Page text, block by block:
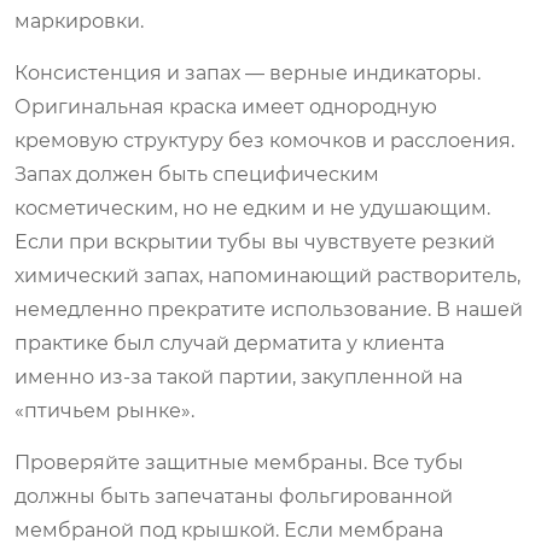
маркировки.
Консистенция и запах — верные индикаторы.
Оригинальная краска имеет однородную
кремовую структуру без комочков и расслоения.
Запах должен быть специфическим
косметическим, но не едким и не удушающим.
Если при вскрытии тубы вы чувствуете резкий
химический запах, напоминающий растворитель,
немедленно прекратите использование. В нашей
практике был случай дерматита у клиента
именно из-за такой партии, закупленной на
«птичьем рынке».
Проверяйте защитные мембраны. Все тубы
должны быть запечатаны фольгированной
мембраной под крышкой. Если мембрана